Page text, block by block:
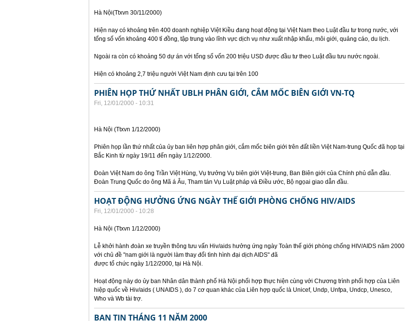
Hà Nội(Ttxvn 30/11/2000)
Hiện nay có khoảng trên 400 doanh nghiệp Việt Kiều đang hoạt động tại Việt Nam theo Luật đầu tư trong nước, với
tổng số vốn khoảng 400 tỉ đồng, tập trung vào lĩnh vực dịch vụ như xuất nhập khẩu, môi giới, quảng cáo, du lịch.
Ngoài ra còn có khoảng 50 dự án với tổng số vốn 200 triệu USD được đầu tư theo Luật đầu tưu nước ngoài.
Hiện có khoảng 2,7 triệu người Việt Nam định cưu tại trên 100
PHIÊN HỌP THỨ NHẤT UBLH PHÂN GIỚI, CẮM MỐC BIÊN GIỚI VN-TQ
Fri, 12/01/2000 - 10:31
Hà Nội (Ttxvn 1/12/2000)
Phiên họp lần thứ nhất của ủy ban liên hợp phân giới, cắm mốc biên giới trên đất liền Việt Nam-trung Quốc đã họp tại
Bắc Kinh từ ngày 19/11 đến ngày 1/12/2000.
Đoàn Việt Nam do ông Trần Việt Hùng, Vụ trưởng Vụ biên giới Việt-trung, Ban Biên giới của Chính phủ dẫn đầu.
Đoàn Trung Quốc do ông Mã á Âu, Tham tán Vụ Luật pháp và Điều ước, Bộ ngọai giao dẫn đầu.
HOẠT ĐỘNG HƯỞNG ỨNG NGÀY THẾ GIỚI PHÒNG CHỐNG HIV/AIDS
Fri, 12/01/2000 - 10:28
Hà Nội (Ttxvn 1/12/2000)
Lễ khởi hành đoàn xe truyền thông tưu vấn Hiv/aids hưởng ứng ngày Toàn thế giới phòng chống HIV/AIDS năm 2000
với chủ đề "nam giới là người làm thay đổi tình hình đại dịch AIDS" đã
được tổ chức ngày 1/12/2000, tại Hà Nội.
Hoạt động này do ủy ban Nhân dân thành phố Hà Nội phối hợp thực hiện cùng với Chương trình phối hợp của Liên
hiệp quốc về Hiv/aids ( UNAIDS ), do 7 cơ quan khác của Liên hợp quốc là Unicef, Undp, Unfpa, Undcp, Unesco,
Who và Wb tài trợ.
BAN TIN THÁNG 11 NĂM 2000